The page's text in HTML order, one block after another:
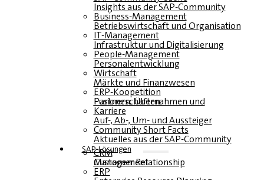
Insights aus der SAP-Community
Business-Management
Betriebswirtschaft und Organisation
IT-Management
Infrastruktur und Digitalisierung
People-Management
Personalentwicklung
Wirtschaft
Märkte und Finanzwesen
ERP-Koopetition
Fusionen, Übernahmen und Partnerschaften
Karriere
Auf-, Ab-, Um- und Aussteiger
Community Short Facts
Aktuelles aus der SAP-Community
SAP-Lösungen
CRM
Customer Relationship Management
ERP